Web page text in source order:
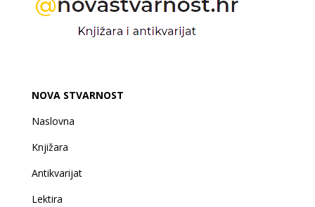
NOVA STVARNOST
Naslovna
Knjižara
Antikvarijat
Lektira